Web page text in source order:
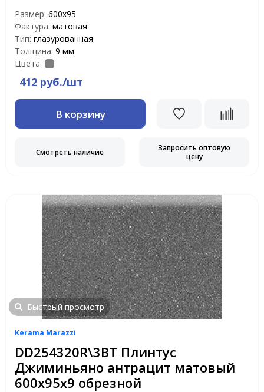
Размер: 600х95
Фактура: матовая
Тип: глазурованная
Толщина: 9 мм
Цвета:
412 руб./шт
В корзину
Смотреть наличие
Запросить оптовую
цену
Быстрый просмотр
Kerama Marazzi
DD254320R\3BT Плинтус
Джиминьяно антрацит матовый
600х95х9 обрезной